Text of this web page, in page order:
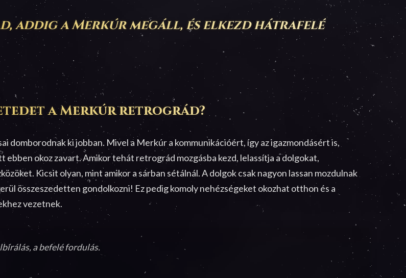
addig a Merkúr megáll, és elkezd hátrafelé
a Merkúr retrográd?
domborodnak ki jobban. Mivel a Merkúr a kommunikációért, így az igazmondásért is,
okoz zavart. Amikor tehát retrográd mozgásba kezd, lelassítja a dolgokat,
Kicsit olyan, mint amikor a sárban sétálnál. A dolgok csak nagyon lassan mozdulnak
összeszedetten gondolkozni! Ez pedig komoly nehézségeket okozhat otthon és a
vezetnek.
a befelé fordulás.